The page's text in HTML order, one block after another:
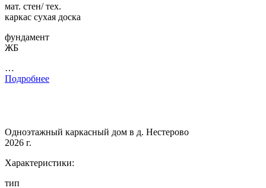
мат. стен/ тех.
каркас сухая доска
фундамент
ЖБ
…
Подробнее
Одноэтажный каркасный дом в д. Нестерово
2026 г.
Характеристики:
тип